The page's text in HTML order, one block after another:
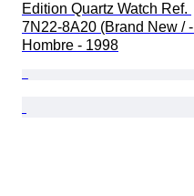
Edition Quartz Watch Ref.
7N22-8A20 (Brand New / -
Hombre - 1998